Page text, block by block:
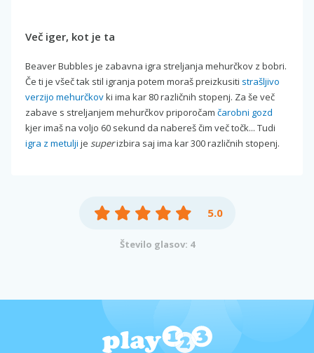
Več iger, kot je ta
Beaver Bubbles je zabavna igra streljanja mehurčkov z bobri.
Če ti je všeč tak stil igranja potem moraš preizkusiti strašljivo
verzijo mehurčkovki ima kar 80 različnih stopenj. Za še več
zabave s streljanjem mehurčkov priporočam čarobni gozd
kjer imaš na voljo 60 sekund da nabereš čim več točk... Tudi
igra z metulji je superizbira saj ima kar 300 različnih stopenj.
5.0
Število glasov: 4